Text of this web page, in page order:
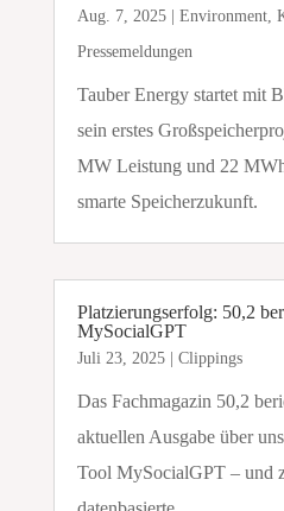
Aug. 7, 2025| Environment,
Pressemeldungen
Tauber Energy startet mit
sein erstes
MW Leistung und 22
smarte Speicherzukunft.
Platzierungserfolg: 50,2
MySocialGPT
Juli 23, 2025| Clippings
Das Fachmagazin 50,2
aktuellen Ausgabe über
Tool MySocialGPT – und